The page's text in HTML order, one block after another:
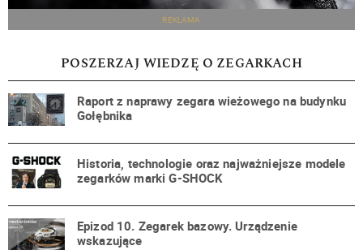
REKLAMA
POSZERZAJ WIEDZĘ O ZEGARKACH
Raport z naprawy zegara wieżowego na budynku
Gołębnika
Historia, technologie oraz najważniejsze modele
zegarków marki G-SHOCK
Epizod 10. Zegarek bazowy. Urządzenie
wskazujące